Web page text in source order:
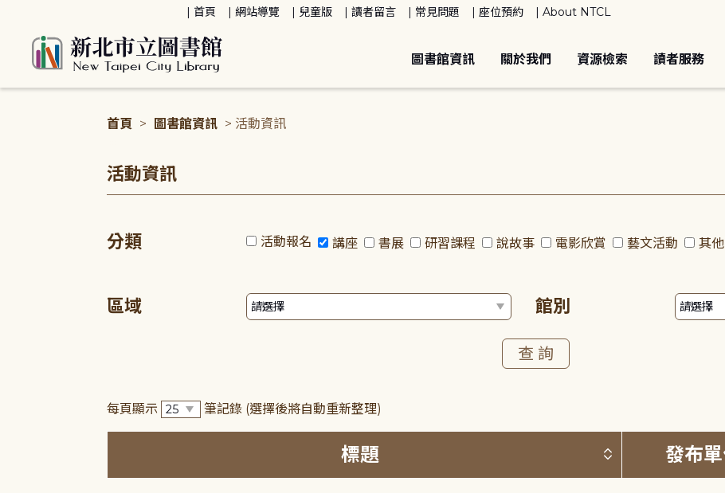
首頁 網站導覽 兒童版 讀者留言 常見問題 座位預約 About NTCL
圖書館資訊 關於我們 資源檢索 讀者服務
首頁 > 圖書館資訊 > 活動資訊
活動資訊
分類 活動報名 講座 書展 研習課程 說故事 電影欣賞 藝文活動 其
區域 館別
每頁顯示 筆記錄 (選擇後將自動重新整理)
標題 按標題排序 (
發布